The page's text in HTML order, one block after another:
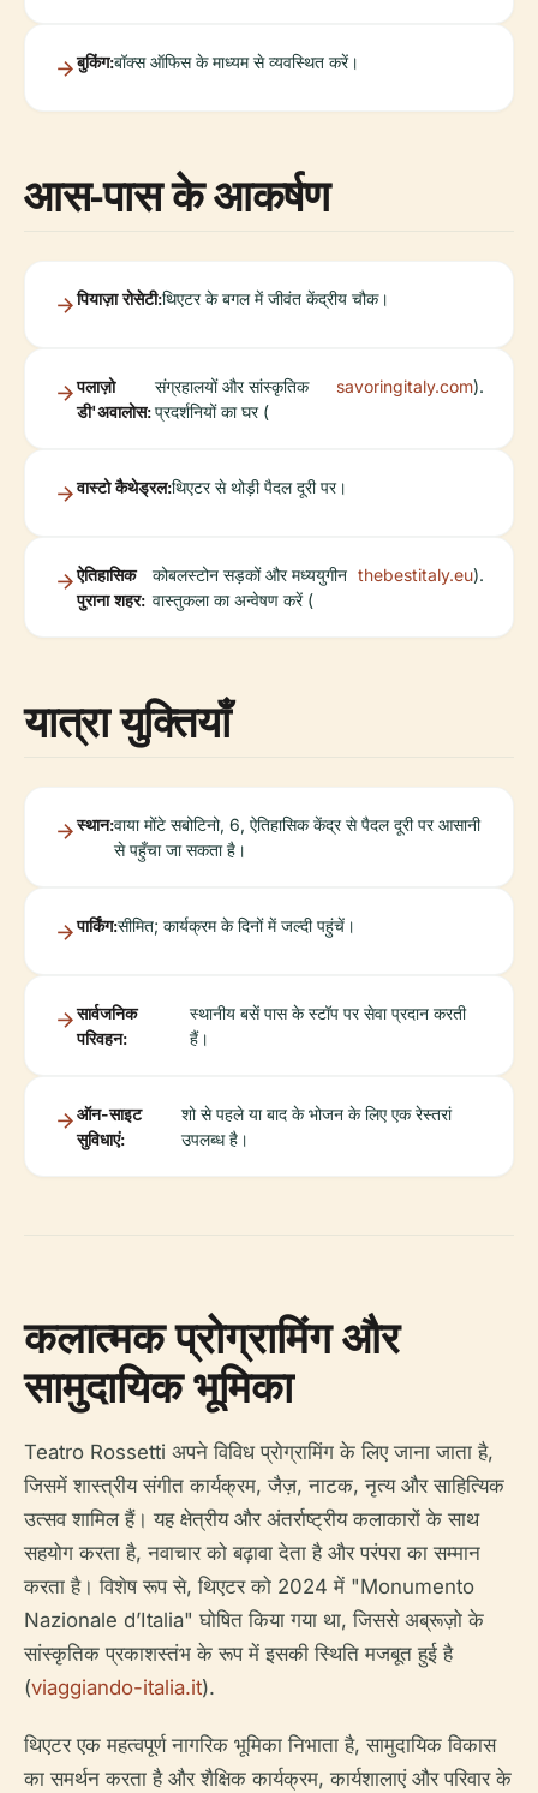
बुकिंग:बॉक्स ऑफिस के माध्यम से व्यवस्थित करें।
आस-पास के आकर्षण
पियाज़ा रोसेटी:थिएटर के बगल में जीवंत केंद्रीय चौक।
पलाज़ो
डी'अवालोस:
संग्रहालयों और सांस्कृतिक
प्रदर्शनियों का घर (
savoringitaly.com).
वास्टो कैथेड्रल:थिएटर से थोड़ी पैदल दूरी पर।
ऐतिहासिक
पुराना शहर:
कोबलस्टोन सड़कों और मध्ययुगीन
वास्तुकला का अन्वेषण करें (
thebestitaly.eu).
यात्रा युक्तियाँ
स्थान:वाया मोंटे सबोटिनो, 6, ऐतिहासिक केंद्र से पैदल दूरी पर आसानी
से पहुँचा जा सकता है।
पार्किंग:सीमित; कार्यक्रम के दिनों में जल्दी पहुंचें।
सार्वजनिक
परिवहन:
स्थानीय बसें पास के स्टॉप पर सेवा प्रदान करती
हैं।
ऑन-साइट
सुविधाएं:
शो से पहले या बाद के भोजन के लिए एक रेस्तरां
उपलब्ध है।
कलात्मक प्रोग्रामिंग और
सामुदायिक भूमिका
Teatro Rossetti अपने विविध प्रोग्रामिंग के लिए जाना जाता है,
जिसमें शास्त्रीय संगीत कार्यक्रम, जैज़, नाटक, नृत्य और साहित्यिक
उत्सव शामिल हैं। यह क्षेत्रीय और अंतर्राष्ट्रीय कलाकारों के साथ
सहयोग करता है, नवाचार को बढ़ावा देता है और परंपरा का सम्मान
करता है। विशेष रूप से, थिएटर को 2024 में "Monumento
Nazionale d’Italia" घोषित किया गया था, जिससे अब्रूज़ो के
सांस्कृतिक प्रकाशस्तंभ के रूप में इसकी स्थिति मजबूत हुई है
(viaggiando-italia.it).
थिएटर एक महत्वपूर्ण नागरिक भूमिका निभाता है, सामुदायिक विकास
का समर्थन करता है और शैक्षिक कार्यक्रम, कार्यशालाएं और परिवार के